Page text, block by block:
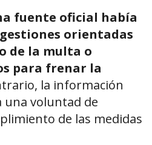
fuente oficial había
orientadas
de la multa o
para frenar la
la información
una voluntad de
de las medidas